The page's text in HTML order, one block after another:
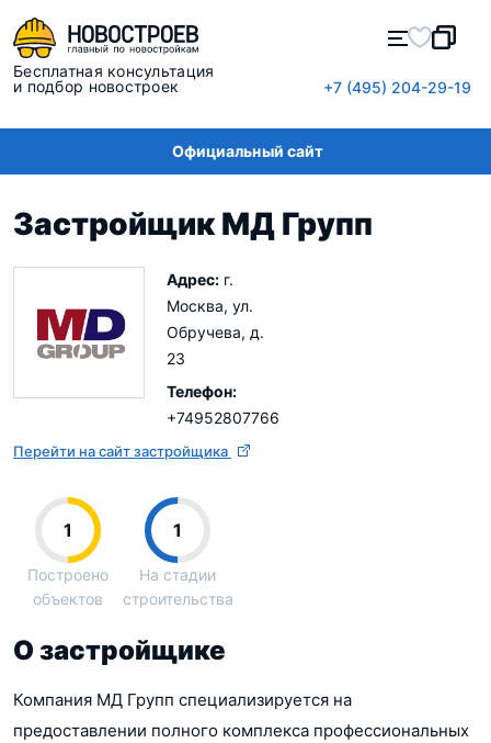
Бесплатная консультация
и подбор новостроек
+7 (495) 204-29-19
Официальный сайт
Застройщик МД Групп
Адрес: г.
Москва, ул.
Обручева, д.
23
Телефон:
+74952807766
Перейти на сайт застройщика
1
Построено
объектов
1
На стадии
строительства
О застройщике
Компания МД Групп специализируется на
предоставлении полного комплекса профессиональных